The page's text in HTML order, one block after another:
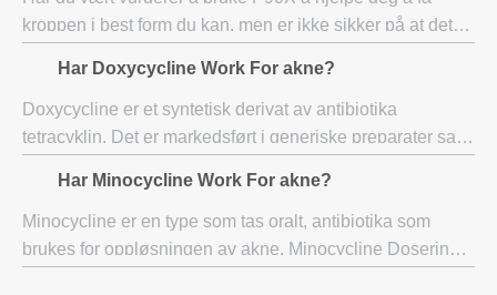
kroppen i best form du kan, men er ikke sikker på at det
spørsmål som så mange mennesker overa
Har Doxycycline Work For akne?
Doxycycline er et syntetisk derivat av antibiotika
tetracyklin. Det er markedsført i generiske preparater samt
Periostat og Adoxa. Det er mer rimelig o
Har Minocycline Work For akne?
Minocycline er en type som tas oralt, antibiotika som
brukes for oppløsningen av akne. Minocycline Dosering